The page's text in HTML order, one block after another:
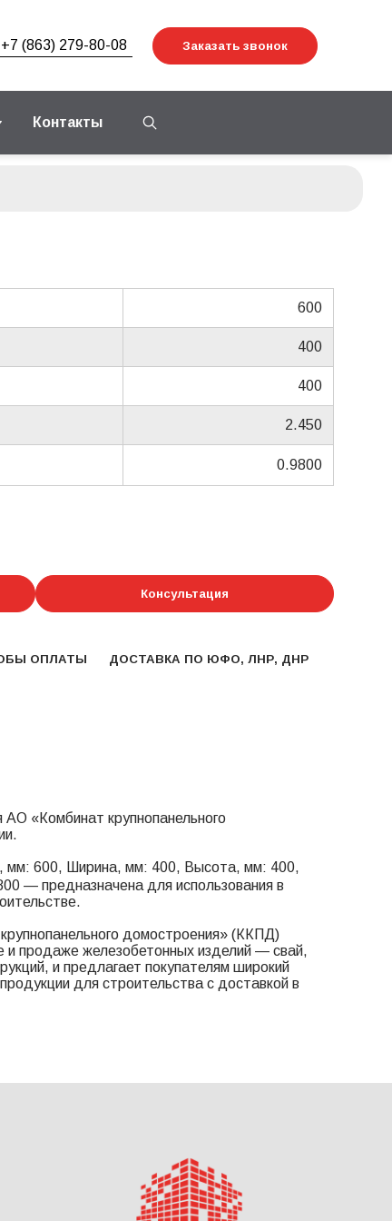
+7 (863) 279-80-08 Заказать звонок
Контакты
600
400
400
2.450
0.9800
Консультация
ОПЛАТЫ ДОСТАВКА ПО ЮФО, ЛНР, ДНР
«Комбинат крупнопанельного
мм: 600, Ширина, мм: 400, Высота, мм: 400,
— предназначена для использования в
домостроения» (ККПД)
и продаже железобетонных изделий — свай,
и предлагает покупателям широкий
для строительства с доставкой в